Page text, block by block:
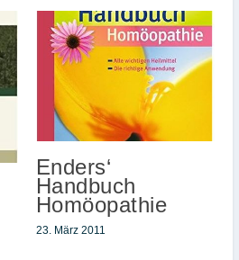
Enders‘
Handbuch
Homöopathie
23. März 2011